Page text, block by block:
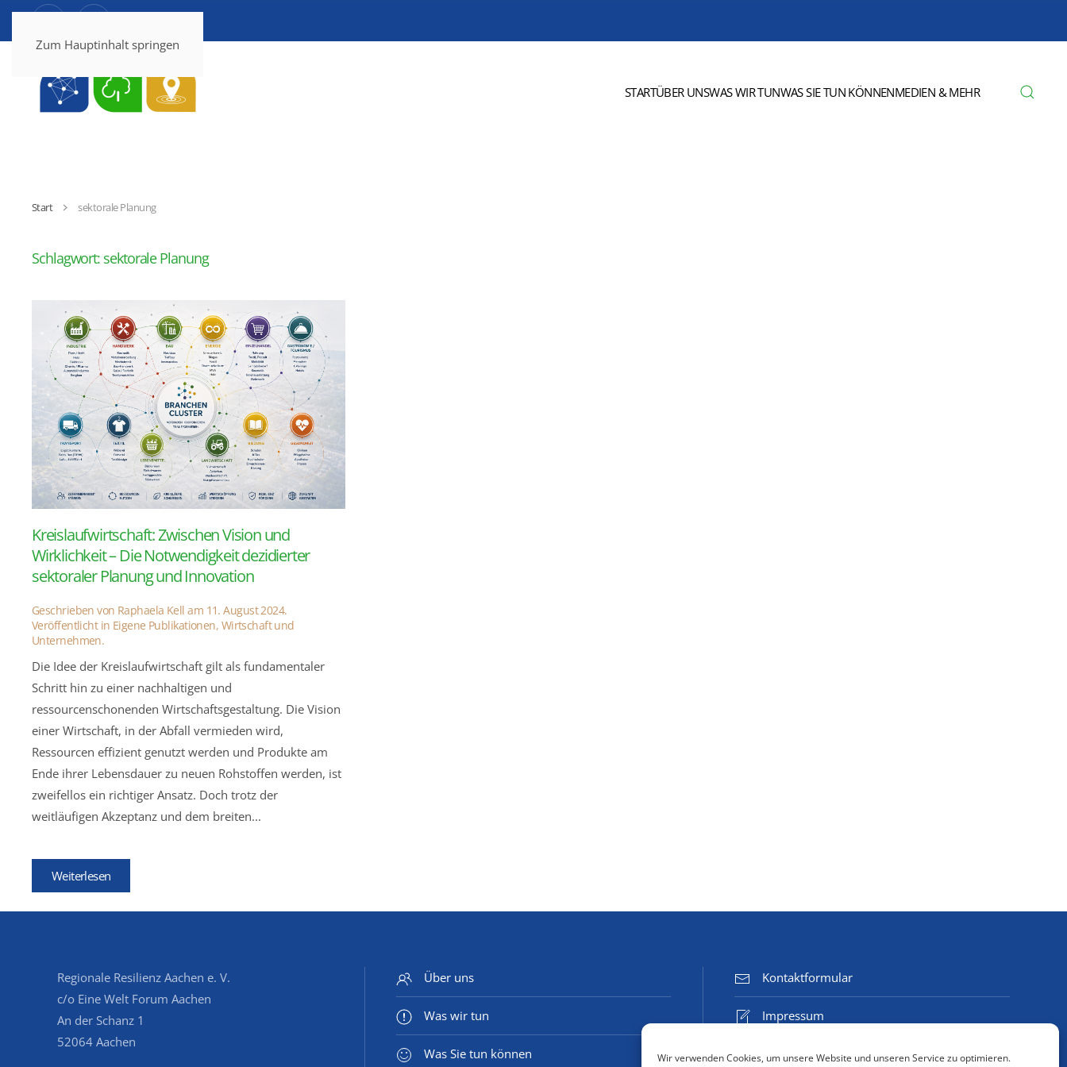
Wir verwenden Cookies, um unsere Website und unseren Service zu optimieren.
Zum Hauptinhalt springen
STARTÜBER UNSWAS WIR TUNWAS SIE TUN KÖNNENMEDIEN & MEHR
Start sektorale Planung
Schlagwort: sektorale Planung
Kreislaufwirtschaft: Zwischen Vision und
Wirklichkeit – Die Notwendigkeit dezidierter
sektoraler Planung und Innovation
Geschrieben von Raphaela Kell am 11. August 2024.
Veröffentlicht in Eigene Publikationen, Wirtschaft und
Unternehmen.
Die Idee der Kreislaufwirtschaft gilt als fundamentaler
Schritt hin zu einer nachhaltigen und
ressourcenschonenden Wirtschaftsgestaltung. Die Vision
einer Wirtschaft, in der Abfall vermieden wird,
Ressourcen effizient genutzt werden und Produkte am
Ende ihrer Lebensdauer zu neuen Rohstoffen werden, ist
zweifellos ein richtiger Ansatz. Doch trotz der
weitläufigen Akzeptanz und dem breiten...
Weiterlesen
Regionale Resilienz Aachen e. V.
c/o Eine Welt Forum Aachen
An der Schanz 1
52064 Aachen
Über uns
Was wir tun
Was Sie tun können
Kontaktformular
Impressum
Datenschutzerklärung